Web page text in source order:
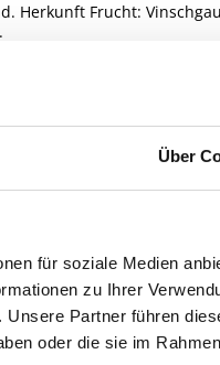
Über
für soziale Medien
zu Ihrer
Partner führen
oder die sie im
Herkunft Frucht:
Freudenberg,